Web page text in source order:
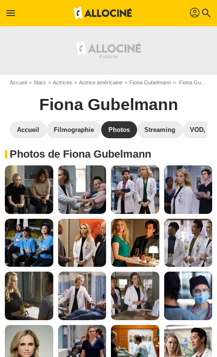
menu profil search
Accueil Stars Actrices Actrice américaine Fiona Gubelmann Fiona Gubelmann : Photos de ses films et séries
Fiona Gubelmann
Accueil Filmographie Photos Streaming VOD,
Photos de Fiona Gubelmann